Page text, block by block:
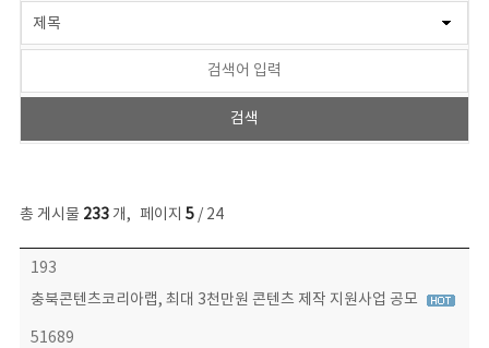
총 게시물 233개, 페이지 5/ 24
보도자료 목록 - 번호, 제목, 작성자, 파일, 조회수, 작성일 정보 제공
193
충북콘텐츠코리아랩, 최대 3천만원 콘텐츠 제작 지원사업 공모
51689